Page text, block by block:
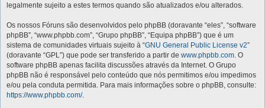
legalmente sujeito a estes termos quando são atualizados e/ou alterados.
Os nossos Fóruns são desenvolvidos pelo phpBB (doravante “eles”, “software
phpBB”, “www.phpbb.com”, “Grupo phpBB”, “Equipa phpBB”) que é um
sistema de comunidades virtuais sujeito à “GNU General Public License v2”
(doravante “GPL”) que pode ser transferido a partir de www.phpbb.com. O
software phpBB apenas facilita discussões através da Internet. O Grupo
phpBB não é responsável pelo conteúdo que nós permitimos e/ou impedimos
e/ou pela conduta permitida. Para mais informações sobre o phpBB, consulte:
https://www.phpbb.com/.